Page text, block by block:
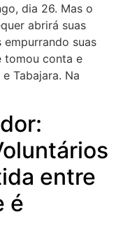
dia 26. Mas o
abrirá suas
suas
tomou conta e
Tabajara. Na
entre
é